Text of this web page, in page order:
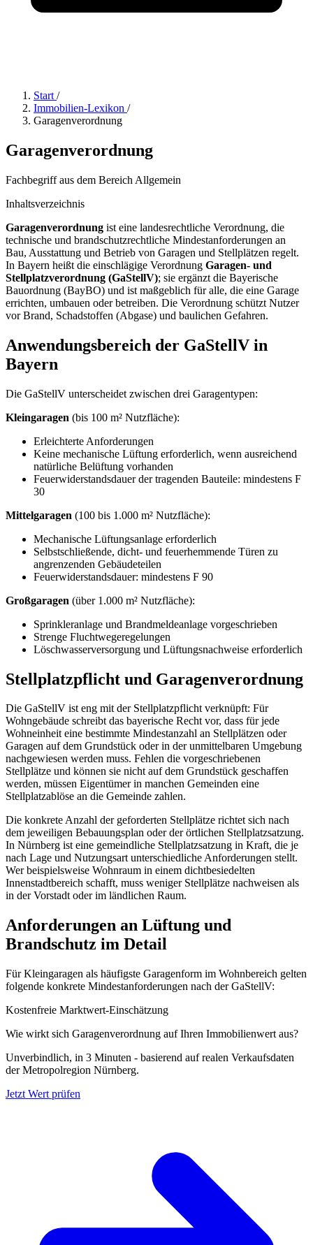
Start /
Immobilien-Lexikon /
Garagenverordnung
Garagenverordnung
Fachbegriff aus dem Bereich Allgemein
Inhaltsverzeichnis
Garagenverordnung ist eine landesrechtliche Verordnung, die
technische und brandschutzrechtliche Mindestanforderungen an
Bau, Ausstattung und Betrieb von Garagen und Stellplätzen regelt.
In Bayern heißt die einschlägige Verordnung Garagen- und
Stellplatzverordnung (GaStellV); sie ergänzt die Bayerische
Bauordnung (BayBO) und ist maßgeblich für alle, die eine Garage
errichten, umbauen oder betreiben. Die Verordnung schützt Nutzer
vor Brand, Schadstoffen (Abgase) und baulichen Gefahren.
Anwendungsbereich der GaStellV in
Bayern
Die GaStellV unterscheidet zwischen drei Garagentypen:
Kleingaragen (bis 100 m² Nutzfläche):
Erleichterte Anforderungen
Keine mechanische Lüftung erforderlich, wenn ausreichend
natürliche Belüftung vorhanden
Feuerwiderstandsdauer der tragenden Bauteile: mindestens F
30
Mittelgaragen (100 bis 1.000 m² Nutzfläche):
Mechanische Lüftungsanlage erforderlich
Selbstschließende, dicht- und feuerhemmende Türen zu
angrenzenden Gebäudeteilen
Feuerwiderstandsdauer: mindestens F 90
Großgaragen (über 1.000 m² Nutzfläche):
Sprinkleranlage und Brandmeldeanlage vorgeschrieben
Strenge Fluchtwegeregelungen
Löschwasserversorgung und Lüftungsnachweise erforderlich
Stellplatzpflicht und Garagenverordnung
Die GaStellV ist eng mit der Stellplatzpflicht verknüpft: Für
Wohngebäude schreibt das bayerische Recht vor, dass für jede
Wohneinheit eine bestimmte Mindestanzahl an Stellplätzen oder
Garagen auf dem Grundstück oder in der unmittelbaren Umgebung
nachgewiesen werden muss. Fehlen die vorgeschriebenen
Stellplätze und können sie nicht auf dem Grundstück geschaffen
werden, müssen Eigentümer in manchen Gemeinden eine
Stellplatzablöse an die Gemeinde zahlen.
Die konkrete Anzahl der geforderten Stellplätze richtet sich nach
dem jeweiligen Bebauungsplan oder der örtlichen Stellplatzsatzung.
In Nürnberg ist eine gemeindliche Stellplatzsatzung in Kraft, die je
nach Lage und Nutzungsart unterschiedliche Anforderungen stellt.
Wer beispielsweise Wohnraum in einem dichtbesiedelten
Innenstadtbereich schafft, muss weniger Stellplätze nachweisen als
in der Vorstadt oder im ländlichen Raum.
Anforderungen an Lüftung und
Brandschutz im Detail
Für Kleingaragen als häufigste Garagenform im Wohnbereich gelten
folgende konkrete Mindestanforderungen nach der GaStellV:
Kostenfreie Marktwert-Einschätzung
Wie wirkt sich Garagenverordnung auf Ihren Immobilienwert aus?
Unverbindlich, in 3 Minuten - basierend auf realen Verkaufsdaten
der Metropolregion Nürnberg.
Jetzt Wert prüfen